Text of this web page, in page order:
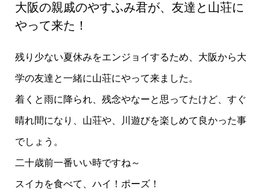
大阪の親戚のやすふみ君が、友達と山荘に
やって来た！
残り少ない夏休みをエンジョイするため、大阪から大
学の友達と一緒に山荘にやって来ました。
着くと雨に降られ、残念やなーと思ってたけど、すぐ
晴れ間になり、山荘や、川遊びを楽しめて良かった事
でしょう。
二十歳前一番いい時ですね～
スイカを食べて、ハイ！ポーズ！